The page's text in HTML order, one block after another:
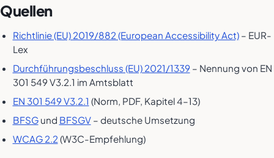
Quellen
Richtlinie (EU) 2019/882 (European Accessibility Act)– EUR-
Lex
Durchführungsbeschluss (EU) 2021/1339– Nennung von EN
301 549 V3.2.1 im Amtsblatt
EN 301 549 V3.2.1 (Norm, PDF, Kapitel 4–13)
BFSGund BFSGV– deutsche Umsetzung
WCAG 2.2 (W3C-Empfehlung)